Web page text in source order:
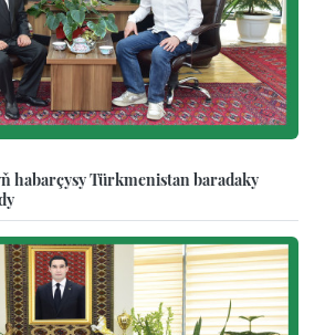
habarçysy Türkmenistan baradaky